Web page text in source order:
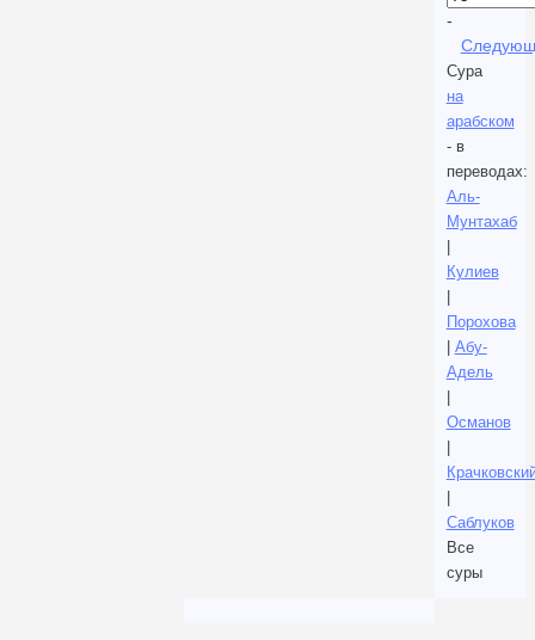
-
Сура
на
арабском
- в
переводах:
Аль-
Мунтахаб
Кулиев
Порохова
Абу-
Адель
Османов
Саблуков
Все
суры